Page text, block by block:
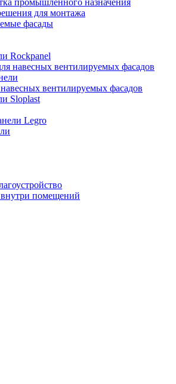
промышленного назначения
для монтажа
фасады
Rockpanel
навесных вентилируемых фасадов
вентилируемых фасадов
Sloplast
Legro
помещений